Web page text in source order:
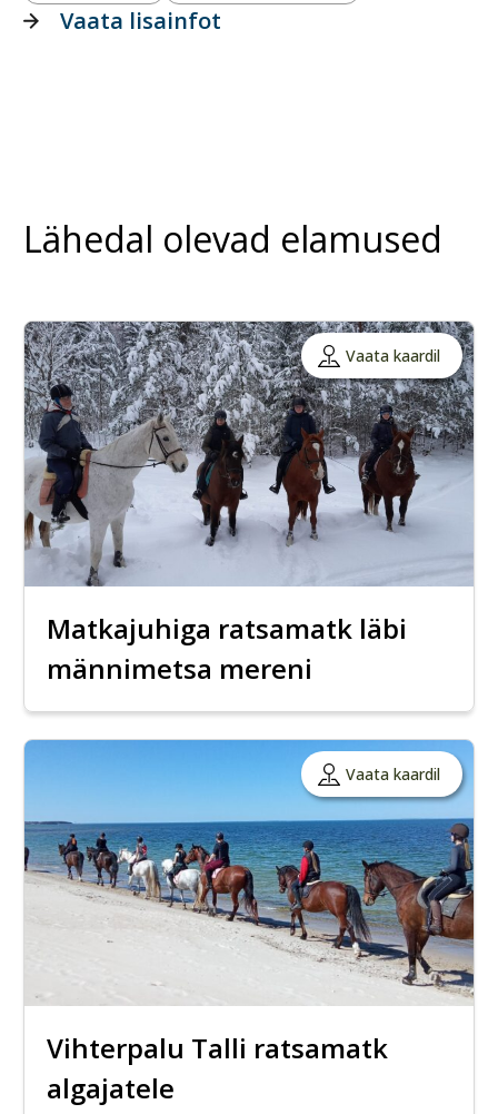
Vaata lisainfot
Lähedal olevad elamused
Vaata kaardil
Matkajuhiga ratsamatk läbi
männimetsa mereni
Vaata kaardil
Vihterpalu Talli ratsamatk
algajatele